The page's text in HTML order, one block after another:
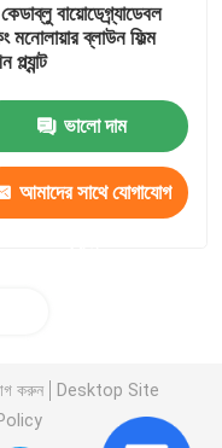
বায়োডেগ্র্যাডেবল
মনোলায়ার ব্লাউন ফিল্ম
প্ল্যান্ট
ভালো দাম
আমাদের সাথে যোগাযোগ
করুন
Desktop Site